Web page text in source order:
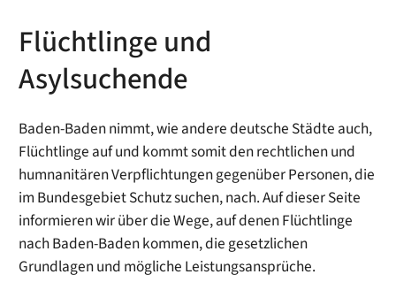
Flüchtlinge und
Asylsuchende
Baden-Baden nimmt, wie andere deutsche Städte auch,
Flüchtlinge auf und kommt somit den rechtlichen und
humnanitären Verpflichtungen gegenüber Personen, die
im Bundesgebiet Schutz suchen, nach. Auf dieser Seite
informieren wir über die Wege, auf denen Flüchtlinge
nach Baden-Baden kommen, die gesetzlichen
Grundlagen und mögliche Leistungsansprüche.